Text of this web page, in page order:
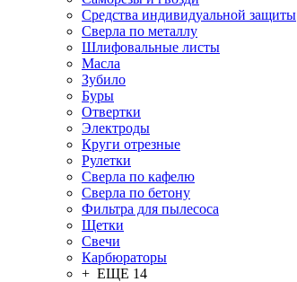
Средства индивидуальной защиты
Сверла по металлу
Шлифовальные листы
Масла
Зубило
Буры
Отвертки
Электроды
Круги отрезные
Рулетки
Сверла по кафелю
Сверла по бетону
Фильтра для пылесоса
Щетки
Свечи
Карбюраторы
+ ЕЩЕ 14